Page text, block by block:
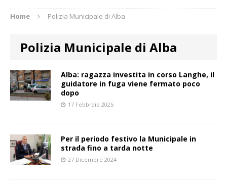
Home Polizia Municipale di Alba
Polizia Municipale di Alba
Alba: ragazza investita in corso Langhe, il
guidatore in fuga viene fermato poco
dopo
17 Febbraio 2025
Per il periodo festivo la Municipale in
strada fino a tarda notte
27 Dicembre 2024